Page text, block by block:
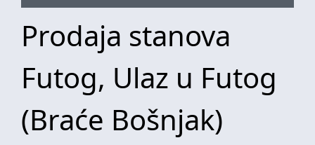
Prodaja stanova
Futog, Ulaz u Futog
(Braće Bošnjak)